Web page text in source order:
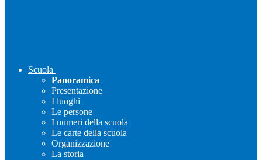
Scuola
Panoramica
Presentazione
I luoghi
Le persone
I numeri della scuola
Le carte della scuola
Organizzazione
La storia